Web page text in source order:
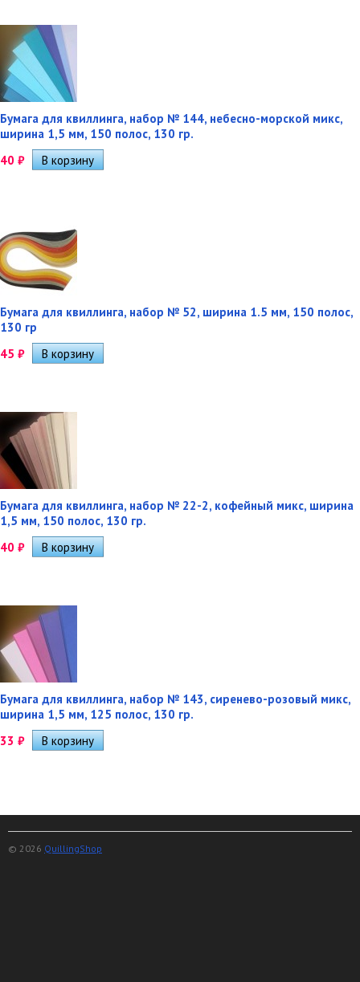
Бумага для квиллинга, набор № 144, небесно-морской микс,
ширина 1,5 мм, 150 полос, 130 гр.
40 ₽
Бумага для квиллинга, набор № 52, ширина 1.5 мм, 150 полос,
130 гр
45 ₽
Бумага для квиллинга, набор № 22-2, кофейный микс, ширина
1,5 мм, 150 полос, 130 гр.
40 ₽
Бумага для квиллинга, набор № 143, сиренево-розовый микс,
ширина 1,5 мм, 125 полос, 130 гр.
33 ₽
© 2026 QuillingShop